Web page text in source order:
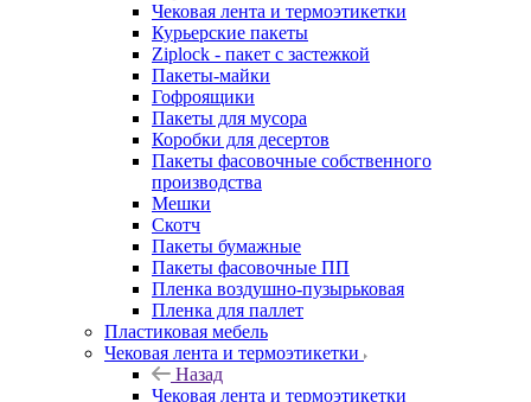
Чековая лента и термоэтикетки
Курьерские пакеты
Ziplock - пакет с застежкой
Пакеты-майки
Гофроящики
Пакеты для мусора
Коробки для десертов
Пакеты фасовочные собственного
производства
Мешки
Скотч
Пакеты бумажные
Пакеты фасовочные ПП
Пленка воздушно-пузырьковая
Пленка для паллет
Пластиковая мебель
Чековая лента и термоэтикетки
Назад
Чековая лента и термоэтикетки